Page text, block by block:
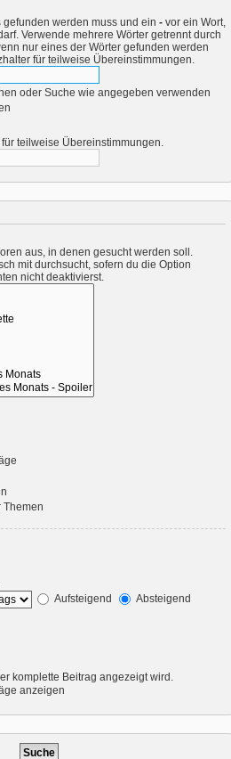
gefunden werden muss und ein - vor ein Wort,
Verwende mehrere Wörter getrennt durch
nur eines der Wörter gefunden werden
für teilweise Übereinstimmungen.
oder Suche wie angegeben verwenden
teilweise Übereinstimmungen.
aus, in denen gesucht werden soll.
mit durchsucht, sofern du die Option
nicht deaktivierst.
Themen
Aufsteigend
Absteigend
komplette Beitrag angezeigt wird.
anzeigen